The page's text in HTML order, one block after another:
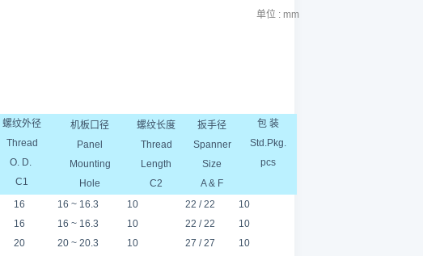
单位 : mm
螺纹外径
Thread
O. D.
C1
机板口径
Panel
Mounting
Hole
螺纹长度
Thread
Length
C2
扳手径
Spanner
Size
A & F
包 装
Std.Pkg.
pcs
16
16
20
16 ~ 16.3
16 ~ 16.3
20 ~ 20.3
10
10
10
22 / 22
22 / 22
27 / 27
10
10
10